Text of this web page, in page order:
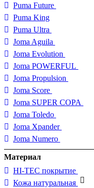
Puma Future
Puma King
Puma Ultra
Joma Aguila
Joma Evolution
Joma POWERFUL
Joma Propulsion
Joma Score
Joma SUPER COPA
Joma Toledo
Joma Xpander
Joma Numero
Материал
HI-TEC покрытие
Кожа натуральная